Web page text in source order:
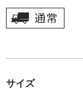
サイズ